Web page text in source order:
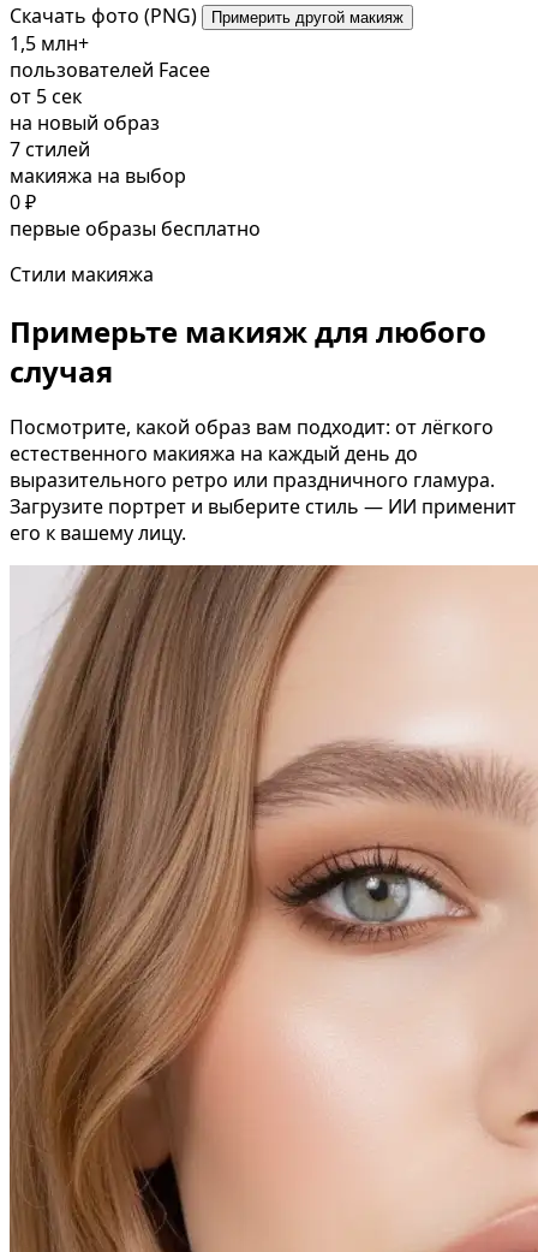
Скачать фото (PNG) Примерить другой макияж
1,5 млн+
пользователей Facee
от 5 сек
на новый образ
7 стилей
макияжа на выбор
0 ₽
первые образы бесплатно
Стили макияжа
Примерьте макияж для любого
случая
Посмотрите, какой образ вам подходит: от лёгкого
естественного макияжа на каждый день до
выразительного ретро или праздничного гламура.
Загрузите портрет и выберите стиль — ИИ применит
его к вашему лицу.